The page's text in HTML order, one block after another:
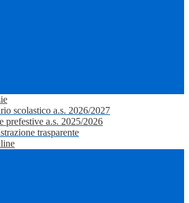
scolastico a.s. 2026/2027
prefestive a.s. 2025/2026
trasparente